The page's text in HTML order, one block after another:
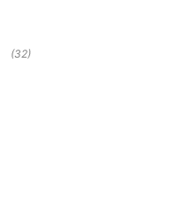
(32)